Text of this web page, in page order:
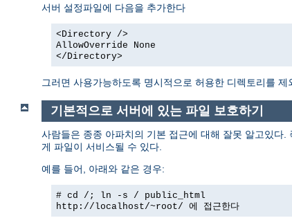
서버 설정파일에 다음을 추가한다
<Directory />
AllowOverride None
</Directory>
그러면 사용가능하도록 명시적으로 허용한 디렉토리를 제
기본적으로 서버에 있는 파일 보호하기
사람들은 종종 아파치의 기본 접근에 대해 잘못 알고있다
게 파일이 서비스될 수 있다.
예를 들어, 아래와 같은 경우:
# cd /; ln -s / public_html
http://localhost/~root/ 에 접근한다